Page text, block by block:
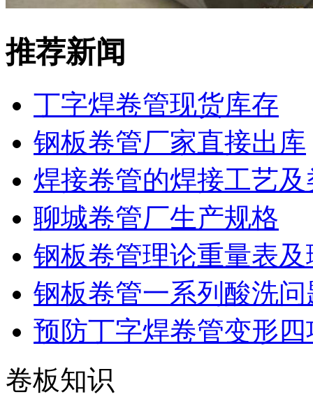
推荐新闻
丁字焊卷管现货库存
钢板卷管厂家直接出库
焊接卷管的焊接工艺及
聊城卷管厂生产规格
钢板卷管理论重量表
钢板卷管一系列酸洗
预防丁字焊卷管变形
卷板知识